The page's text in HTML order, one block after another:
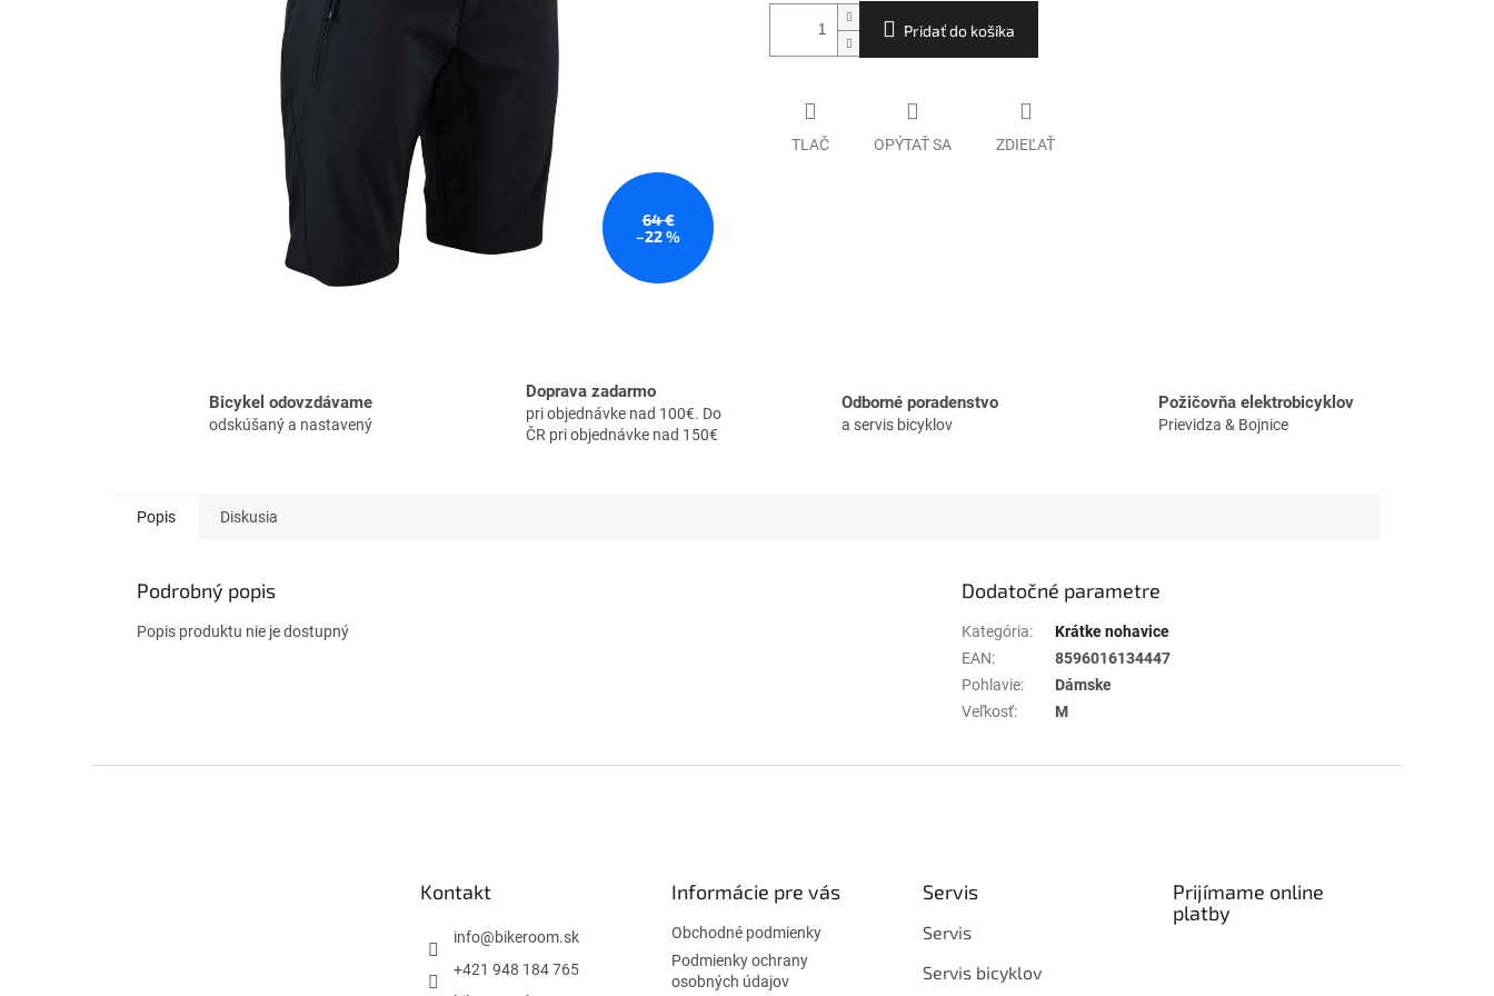
64 €
–22 %
Pridať do košíka
TLAČ OPÝTAŤ SA ZDIEĽAŤ
Bicykel odovzdávame
odskúšaný a nastavený
Doprava zadarmo
pri objednávke nad 100€. Do
ČR pri objednávke nad 150€
Odborné poradenstvo
a servis bicyklov
Požičovňa elektrobicyklov
Prievidza & Bojnice
Popis Diskusia
Podrobný popis
Popis produktu nie je dostupný
Dodatočné parametre
Kategória:
Krátke nohavice
EAN:
8596016134447
Pohlavie:
Dámske
Veľkosť: M
Kontakt
info@bikeroom.sk
+421 948 184 765
Informácie pre vás
Obchodné podmienky
Podmienky ochrany
osobných údajov
Servis
Servis
Servis bicyklov
Prijímame online
platby